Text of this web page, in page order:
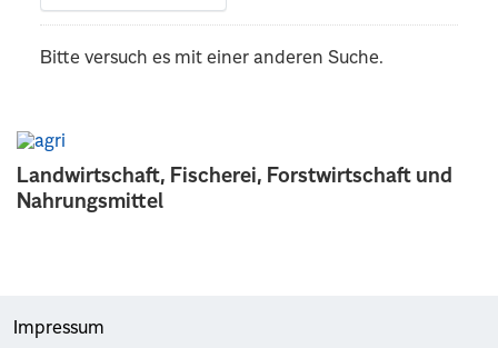
Landwirtschaft, Fischerei, Forstwirtschaft und
Nahrungsmittel
Bitte versuch es mit einer anderen Suche.
Impressum